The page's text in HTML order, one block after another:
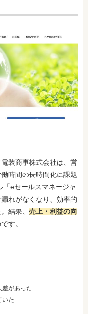
装商事株式会社は、営
時間の長時間化に課題
「eセールスマネージャ
れがなくなり、効率的
結果、 売上・利益の向
す。
差があった
いた